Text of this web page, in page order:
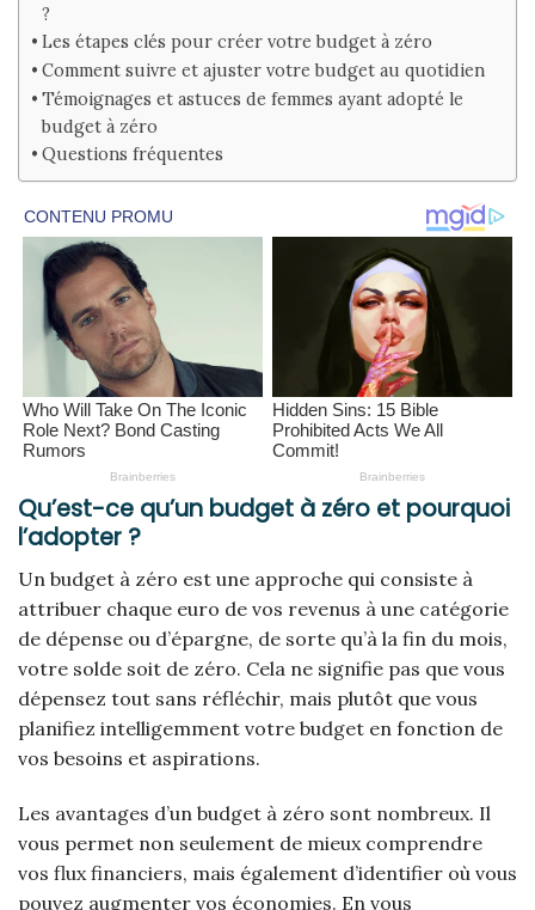
?
Les étapes clés pour créer votre budget à zéro
Comment suivre et ajuster votre budget au quotidien
Témoignages et astuces de femmes ayant adopté le
budget à zéro
Questions fréquentes
Qu’est-ce qu’un budget à zéro et pourquoi
l’adopter ?
Un budget à zéro est une approche qui consiste à
attribuer chaque euro de vos revenus à une catégorie
de dépense ou d’épargne, de sorte qu’à la fin du mois,
votre solde soit de zéro. Cela ne signifie pas que vous
dépensez tout sans réfléchir, mais plutôt que vous
planifiez intelligemment votre budget en fonction de
vos besoins et aspirations.
Les avantages d’un budget à zéro sont nombreux. Il
vous permet non seulement de mieux comprendre
vos flux financiers, mais également d’identifier où vous
pouvez augmenter vos économies. En vous